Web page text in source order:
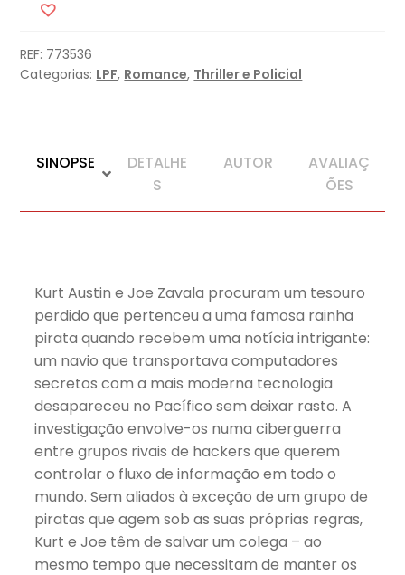
REF: 773536
Categorias: LPF, Romance, Thriller e Policial
SINOPSE
DETALHE
S
AUTOR
AVALIAÇ
ÕES
Kurt Austin e Joe Zavala procuram um tesouro
perdido que pertenceu a uma famosa rainha
pirata quando recebem uma notícia intrigante:
um navio que transportava computadores
secretos com a mais moderna tecnologia
desapareceu no Pacífico sem deixar rasto. A
investigação envolve-os numa ciberguerra
entre grupos rivais de hackers que querem
controlar o fluxo de informação em todo o
mundo. Sem aliados à exceção de um grupo de
piratas que agem sob as suas próprias regras,
Kurt e Joe têm de salvar um colega – ao
mesmo tempo que necessitam de manter os